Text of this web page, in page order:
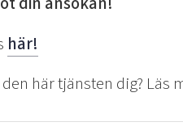
här!
här tjänsten dig?